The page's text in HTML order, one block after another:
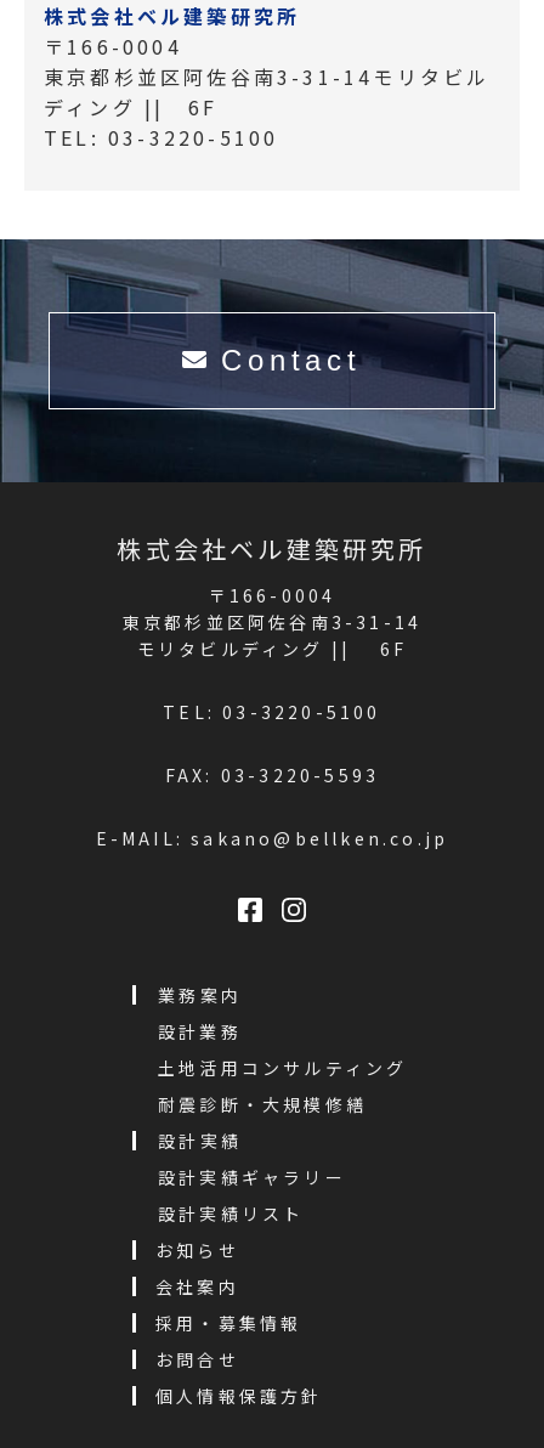
株式会社ベル建築研究所
〒166-0004
東京都杉並区阿佐谷南3-31-14モリタビル
ディング || 6F
TEL: 03-3220-5100
Contact
株式会社ベル建築研究所
〒166-0004
東京都杉並区阿佐谷南3-31-14
モリタビルディング || 6F
TEL:03-3220-5100
FAX: 03-3220-5593
E-MAIL:sakano@bellken.co.jp
業務案内
設計業務
土地活用コンサルティング
耐震診断・大規模修繕
設計実績
設計実績ギャラリー
設計実績リスト
お知らせ
会社案内
採用・募集情報
お問合せ
個人情報保護方針